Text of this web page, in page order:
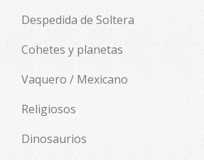
Despedida de Soltera
Cohetes y planetas
Vaquero / Mexicano
Religiosos
Dinosaurios